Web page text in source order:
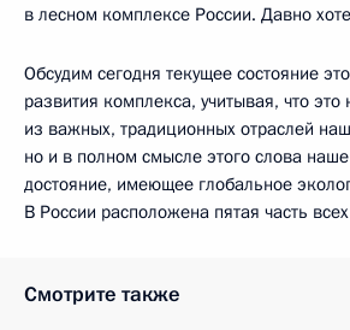
в лесном комплексе России. Давно
Обсудим сегодня текущее состояние
развития комплекса, учитывая, что это
из важных, традиционных отраслей
но и в полном смысле этого слова
достояние, имеющее глобальное
В России расположена пятая часть
Смотрите также